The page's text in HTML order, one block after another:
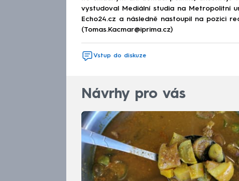
vystudoval Mediální studia na Metropolitní
Echo24.cz a následně nastoupil na pozici
(Tomas.Kacmar@iprima.cz)
Vstup do diskuze
Návrhy pro vás